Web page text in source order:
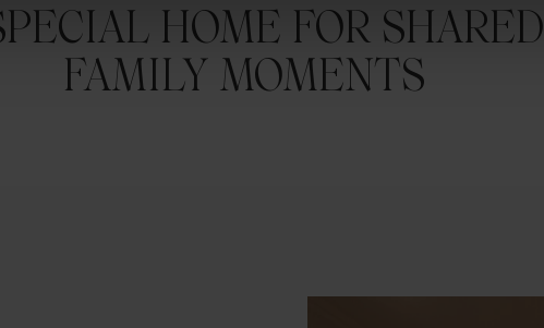
HOME FOR SHARED
FAMILY MOMENTS